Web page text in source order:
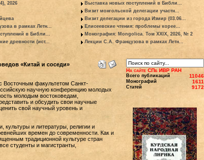
2026
в рамках Летн...
в Библи...
древности (ист...
Выставка новых поступлений в Библи...
Визит монгольской делегации участн...
Визит делегации из города Измир (03.06...
Елисеевские чтения: проблемы корее...
Монография: Mongolica. Том XXIX, 2026, № 2
Лекции С.А. Французова в рамках Летн...
«Китай и соседи»
Восточным факультетом Санкт-
научную конференцию молодых
молодым востоковедам,
и обсудить свои научные
свой научный уровень и
культуры и литературы, религии и
времен до современности. Как и
традиционной культуре стран
студенты и магистранты,
На сайте СПб ИВР РАН
Всего публикаций 11046
Монографий 1611
Статей 9172